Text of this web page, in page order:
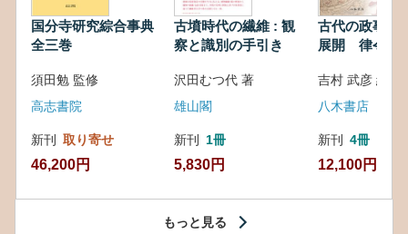
国分寺研究綜合事典
全三巻
須田勉 監修
高志書院
新刊 取り寄せ
46,200円
古墳時代の繊維 : 観
察と識別の手引き
沢田むつ代 著
雄山閣
新刊 1冊
5,830円
古代の政事と
展開 律令・
吉村 武彦 編集
八木書店
新刊 4冊
12,100円
もっと見る